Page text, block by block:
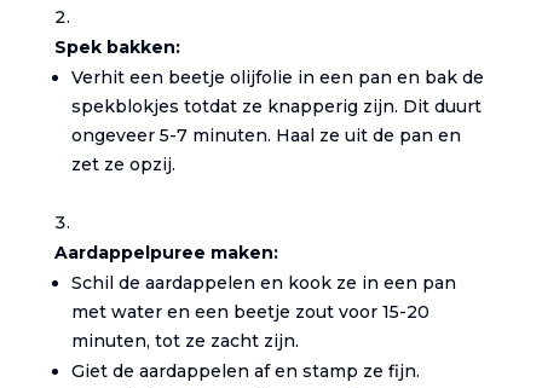
Spek bakken:
Verhit een beetje olijfolie in een pan en bak de
spekblokjes totdat ze knapperig zijn. Dit duurt
ongeveer 5-7 minuten. Haal ze uit de pan en
zet ze opzij.
Aardappelpuree maken:
Schil de aardappelen en kook ze in een pan
met water en een beetje zout voor 15-20
minuten, tot ze zacht zijn.
Giet de aardappelen af en stamp ze fijn.